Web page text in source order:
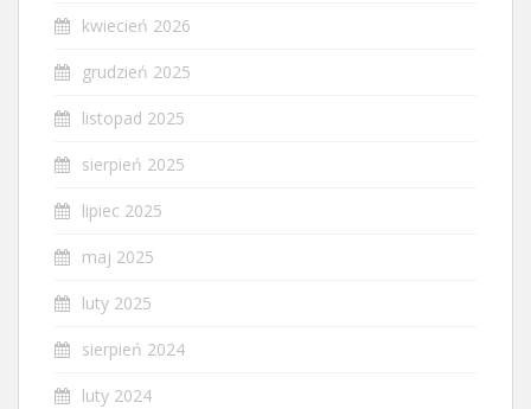
kwiecień 2026
grudzień 2025
listopad 2025
sierpień 2025
lipiec 2025
maj 2025
luty 2025
sierpień 2024
luty 2024